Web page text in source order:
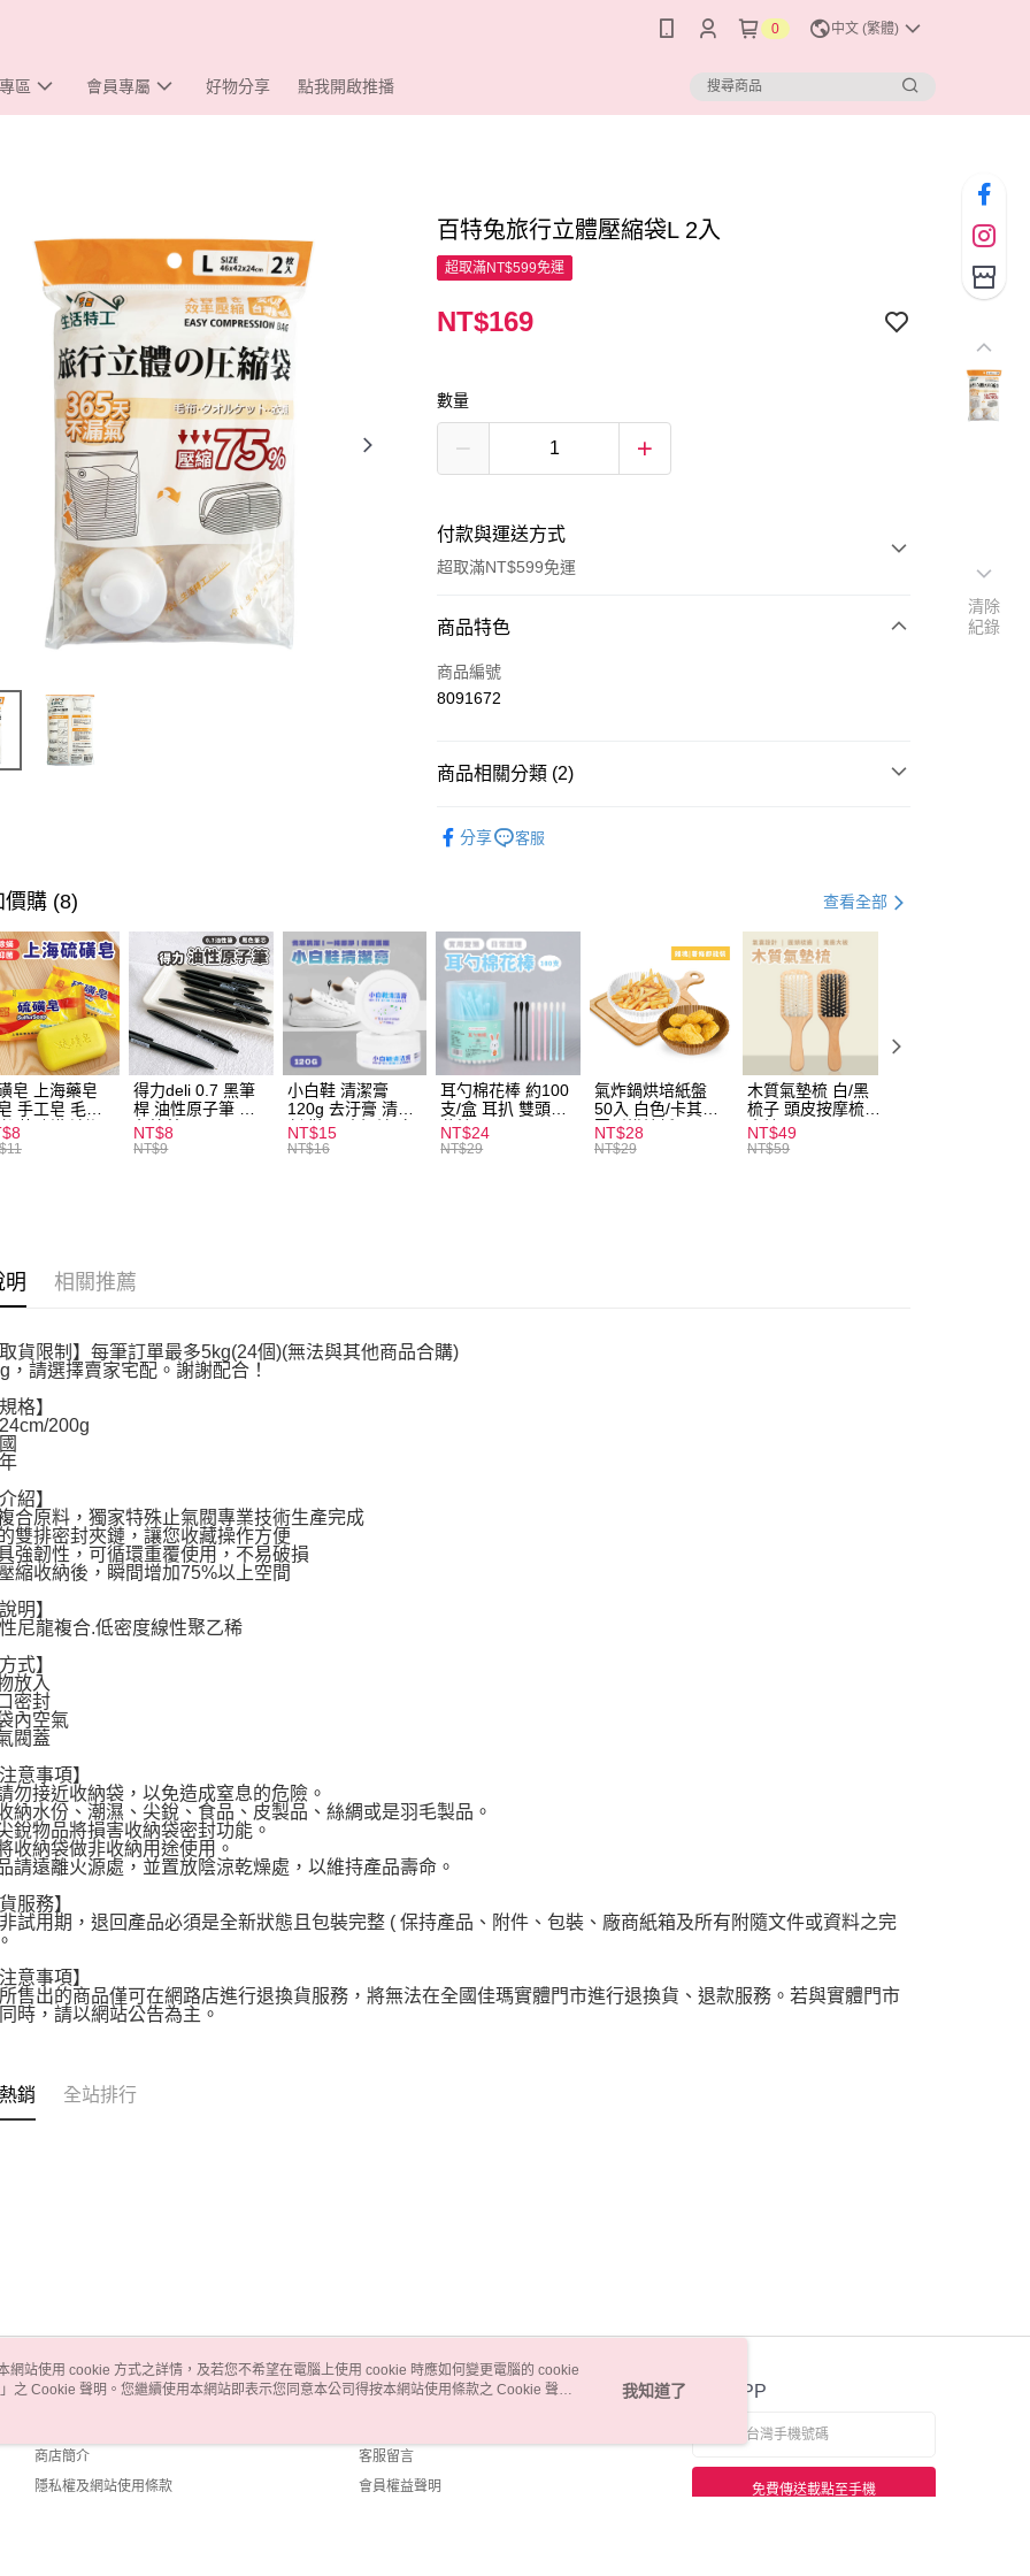
0 中文 (繁體)
區 會員專屬 好物分享 點我開啟推播
百特兔旅行立體壓縮袋L 2入
超取滿NT$599免運
NT$169
數量
付款與運送方式
超取滿NT$599免運
付款方式
信用卡一次付款
街口支付
運送方式
全家取貨付款
每筆NT$60，滿NT$599(含以上)免運費
付款後全家取貨
每筆NT$60，滿NT$599(含以上)免運費
每筆NT$120，滿NT$1,999(含以上)免運費
商品特色
商品編號
8091672
商品相關分類 (2)
分享 客服
價購 (8) 查看全部
皂 上海藥皂
手工皂 毛囊
菌除蟎 清潔
去油去痘 寵
得力deli 0.7 黑筆
桿 油性原子筆 黑
色筆芯 S304
NT$8
NT$9
小白鞋 清潔膏
120g 去汙膏 清潔
劑 鞋子 去汙漬 白
皮鞋 鞋油
NT$15
NT$16
耳勺棉花棒 約100
支/盒 耳扒 雙頭棉
花棒
NT$24
NT$29
氣炸鍋烘培紙盤
50入 白色/卡其色
圓形烘焙紙
NT$28
NT$29
木質氣墊梳 白/黑
梳子 頭皮按摩梳
木梳
NT$49
NT$59
明 相關推薦
貨限制】每筆訂單最多5kg(24個)(無法與其他商品合購)
，請選擇賣家宅配。謝謝配合！
格】
200g
紹】
合原料，獨家特殊止氣閥專業技術生產完成
雙排密封夾鏈，讓您收藏操作方便
強韌性，可循環重覆使用，不易破損
縮收納後，瞬間增加75%以上空間
明】
尼龍複合.低密度線性聚乙稀
式】
放入
密封
內空氣
閥蓋
意事項】
勿接近收納袋，以免造成窒息的危險。
納水份、潮濕、尖銳、食品、皮製品、絲綢或是羽毛製品。
銳物品將損害收納袋密封功能。
收納袋做非收納用途使用。
請遠離火源處，並置放陰涼乾燥處，以維持產品壽命。
服務】
試用期，退回產品必須是全新狀態且包裝完整 ( 保持產品、附件、包裝、廠商紙箱及所有附隨文件或資料之完
意事項】
售出的商品僅可在網路店進行退換貨服務，將無法在全國佳瑪實體門市進行退換貨、退款服務。若與實體門市
時，請以網站公告為主。
銷 全站排行
關於我們
商店簡介
隱私權及網站使用條款
客服資訊
客服留言
會員權益聲明
官方APP
免費傳送載點至手機
清除
紀錄
網站使用 cookie 方式之詳情，及若您不希望在電腦上使用 cookie 時應如何變更電腦的 cookie
」之 Cookie 聲明。您繼續使用本網站即表示您同意本公司得按本網站使用條款之 Cookie 聲明
我知道了